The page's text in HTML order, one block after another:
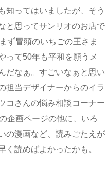
知ってはいましたが、そう
と思ってサンリオのお店で
ず冒頭のいちごの王さま
って50年も平和を願うメ
だなぁ。すごいなぁと思い
担当デザイナーからのイラ
コさんの悩み相談コーナー
企画ページの他に、いろ
の漫画など、読みごたえが
く読めばよかったかも。